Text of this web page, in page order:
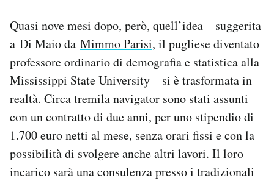
Quasi nove mesi dopo, però, quell’idea – suggerita
a Di Maio da Mimmo Parisi, il pugliese diventato
professore ordinario di demografia e statistica alla
Mississippi State University – si è trasformata in
realtà. Circa tremila navigator sono stati assunti
con un contratto di due anni, per uno stipendio di
1.700 euro netti al mese, senza orari fissi e con la
possibilità di svolgere anche altri lavori. Il loro
incarico sarà una consulenza presso i tradizionali